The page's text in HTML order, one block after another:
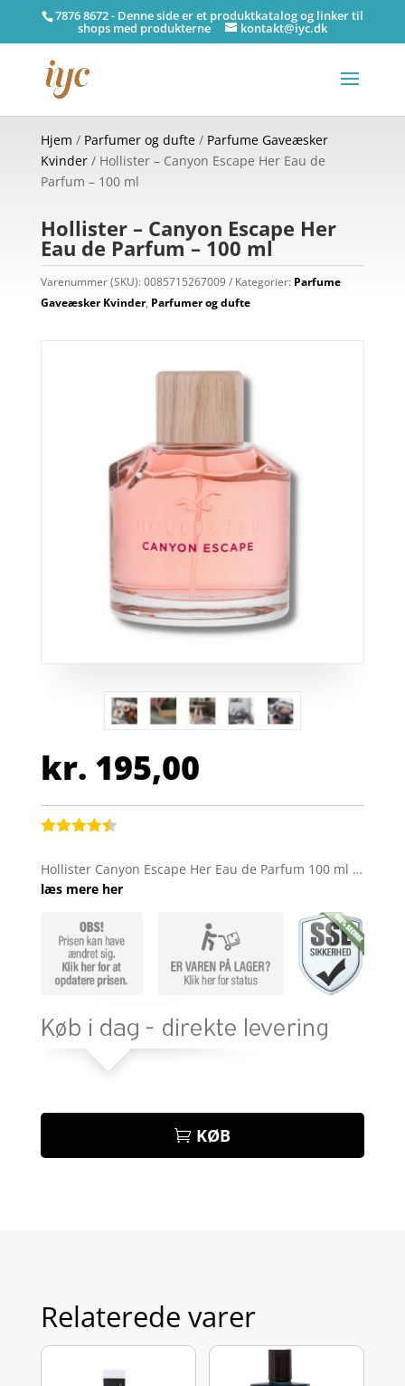
7876 8672 - Denne side er et produktkatalog og linker til
shops med produkterne kontakt@iyc.dk
Hjem / Parfumer og dufte/ Parfume Gaveæsker
Kvinder/ Hollister – Canyon Escape Her Eau de
Parfum – 100 ml
Hollister – Canyon Escape Her
Eau de Parfum – 100 ml
Varenummer (SKU):0085715267009 Kategorier: Parfume
Gaveæsker Kvinder, Parfumer og dufte
kr. 195,00
ud af 5
baseret
mmelser
Hollister Canyon Escape Her Eau de Parfum 100 ml …
læs mere her
KØB
Relaterede varer